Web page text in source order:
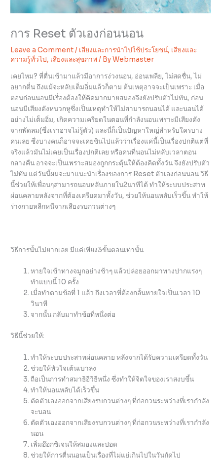
การ Reset ตัวเองก่อนนอน
Leave a Comment/ เสียงและการนำไปใช้ประโยชน์, เสียงและ
ความรู้ทั่วไป, เสียงและสุขภาพ / ByWebmaster
เคยไหม? ที่ตื่นเช้ามาแล้วมีอาการง่วงนอน, อ่อนเพลีย, ไม่สดชื่น, ไม่
อยากตื่น ถึงแม้จะหลับเต็มอิ่มแล้วก็ตาม ต้นเหตุอาจจะเป็นเพราะ เมื่อ
ตอนก่อนนอนมีเรื่องต้องให้คิดมากมายสมองจึงยังปรับตัวไม่ทัน, ก่อน
นอนมีเสียงดังหนวกหูซึ่งเป็นเหตุทำให้ไม่สามารถนอนได้ และนอนได้
อย่างไม่เต็มอิ่ม, เกิดความเครียดในตอนที่กำลังนอนเพราะมีเสียงดัง
จากพัดลม(ซึ่งเราอาจไม่รู้ตัว) และนี่ก็เป็นปัญหาใหญ่สำหรับใครบาง
คนเลย ซึ่งบางคนก็อาจจะเคยชินไปแล้วว่าเรื่องแค่นี้เป็นเรื่องปกติแต่ที่
จริงแล้วมันไม่เคยเป็นเรื่องปกติเลย หรือคนที่นอนไม่หลับเวลาตอน
กลางคืน อาจจะเป็นเพราะสมองถูกกระตุ้นให้ต้องคิดทั้งวัน จึงยังปรับตัว
ไม่ทัน แต่วันนี้ผมจะมาแนะนำเรื่องของการ Reset ตัวเองก่อนนอน วิธี
นี้ช่วยให้เพื่อนๆสามารถนอนหลับภายใน2นาทีได้ ทำให้ระบบประสาท
ผ่อนคลายหลังจากที่ต้องเครียดมาทั้งวัน, ช่วยให้นอนหลับเร็วขึ้น ทำให้
ร่างกายหลีกหนีจากเสียงรบกวนต่างๆ
วิธีการนั้นไม่ยากเลย มีแค่เพียง3ขั้นตอนเท่านั้น
หายใจเข้าทางจมูกอย่างช้าๆ แล้วปล่อยออกมาทางปากแรงๆ
ทำแบบนี้ 10 ครั้ง
เมื่อทำตามข้อที่ 1 แล้ว ถึงเวลาที่ต้องกลั้นหายใจเป็นเวลา 10
วินาที
จากนั้น กลับมาทำข้อที่หนึ่งต่อ
วิธีนี้ช่วยให้:
ทำให้ระบบประสาทผ่อนคลาย หลังจากได้รับความเครียดทั้งวัน
ช่วยให้หัวใจเต้นเบาลง
ถือเป็นการทำสมาธิอีวิธีหนึ่ง ซึ่งทำให้จิตใจของเราสงบขึ้น
ทำให้นอนหลับได้เร็วขึ้น
ตัดตัวเองออกจากเสียงรบกวนต่างๆ ที่ก่อกวนระหว่างที่เรากำลัง
จะนอน
ตัดตัวเองออกจากเสียงรบกวนต่างๆ ที่ก่อกวนระหว่างที่เรากำลัง
นอน
เพิ่มอ๊อกซิเจนให้สมองและปอด
ช่วยให้การตื่นนอนเป็นเรื่องที่ไม่แย่เกินไปในวันถัดไป